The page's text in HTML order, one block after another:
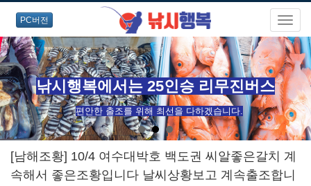
PC버전
낚시행복에서는 25인승 리무진버스
편안한 출조를 위해 최선을 다하겠습니다.
[남해조황] 10/4 여수대박호 백도권 씨알좋은갈치 계
속해서 좋은조황입니다 날씨상황보고 계속출조합니